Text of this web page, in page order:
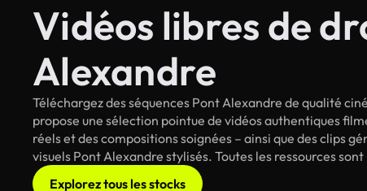
Vidéos libres de
Alexandre
Téléchargez des séquences Pont Alexandre de qualité
propose une sélection pointue de vidéos authentiques
réels et des compositions soignées – ainsi que des clips
visuels Pont Alexandre stylisés. Toutes les ressources
Explorez tous les stocks